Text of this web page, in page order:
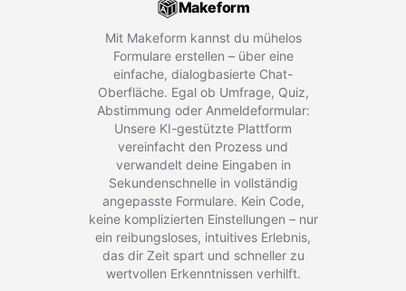
Makeform
Mit Makeform kannst du mühelos
Formulare erstellen – über eine
einfache, dialogbasierte Chat-
Oberfläche. Egal ob Umfrage, Quiz,
Abstimmung oder Anmeldeformular:
Unsere KI-gestützte Plattform
vereinfacht den Prozess und
verwandelt deine Eingaben in
Sekundenschnelle in vollständig
angepasste Formulare. Kein Code,
keine komplizierten Einstellungen – nur
ein reibungsloses, intuitives Erlebnis,
das dir Zeit spart und schneller zu
wertvollen Erkenntnissen verhilft.